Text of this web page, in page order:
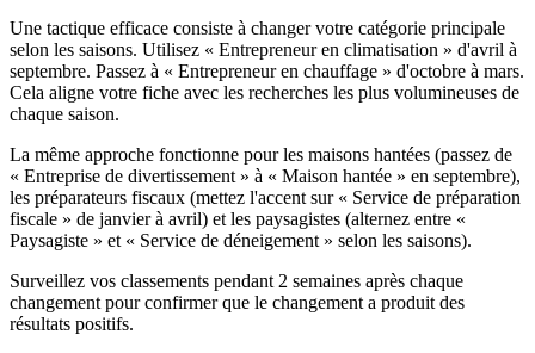
Une tactique efficace consiste à changer votre catégorie principale
selon les saisons. Utilisez « Entrepreneur en climatisation » d'avril à
septembre. Passez à « Entrepreneur en chauffage » d'octobre à mars.
Cela aligne votre fiche avec les recherches les plus volumineuses de
chaque saison.
La même approche fonctionne pour les maisons hantées (passez de
« Entreprise de divertissement » à « Maison hantée » en septembre),
les préparateurs fiscaux (mettez l'accent sur « Service de préparation
fiscale » de janvier à avril) et les paysagistes (alternez entre «
Paysagiste » et « Service de déneigement » selon les saisons).
Surveillez vos classements pendant 2 semaines après chaque
changement pour confirmer que le changement a produit des
résultats positifs.